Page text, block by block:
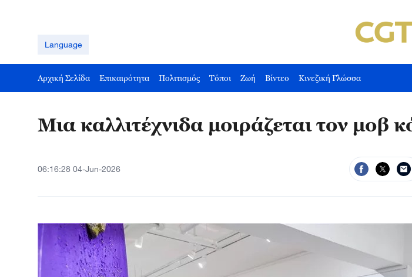
Language
Αρχική Σελίδα Επικαιρότητα Πολιτισμός Τόποι Ζωή Βίντεο Κινεζική Γλώσσα
Μια καλλιτέχνιδα μοιράζεται τον μοβ
06:16:28 04-Jun-2026